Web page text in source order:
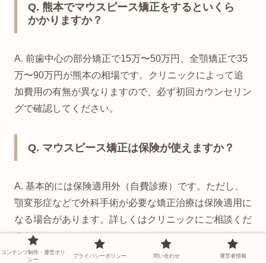
Q. 熊本でマウスピース矯正をするといくら
かかりますか？
A. 前歯中心の部分矯正で15万〜50万円、全顎矯正で35
万〜90万円が熊本の相場です。クリニックによって追
加費用の有無が異なりますので、必ず初回カウンセリン
グで確認してください。
Q. マウスピース矯正は保険が使えますか？
A. 基本的には保険適用外（自費診療）です。ただし、
顎変形症などで外科手術が必要な矯正治療は保険適用に
なる場合があります。詳しくはクリニックにご相談くだ
さい。
コンテンツ制作・運営ポリ
シー
プライバシーポリシー 問い合わせ 運営者情報